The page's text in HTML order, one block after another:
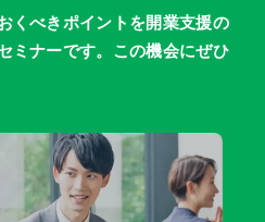
くべきポイントを開業支援の
ミナーです。この機会にぜひ